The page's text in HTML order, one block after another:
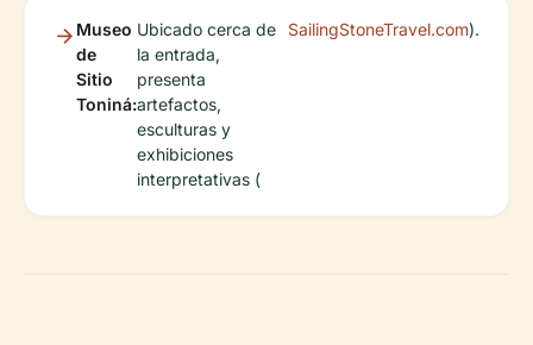
Museo
de
Sitio
Toniná:
Ubicado cerca de
la entrada,
presenta
artefactos,
esculturas y
exhibiciones
interpretativas (
SailingStoneTravel.com).